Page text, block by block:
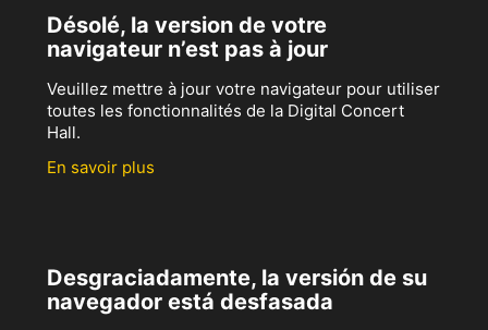
Désolé, la version de votre
navigateur n’est pas à jour
Veuillez mettre à jour votre navigateur pour utiliser
toutes les fonctionnalités de la Digital Concert
Hall.
En savoir plus
Desgraciadamente, la versión de su
navegador está desfasada